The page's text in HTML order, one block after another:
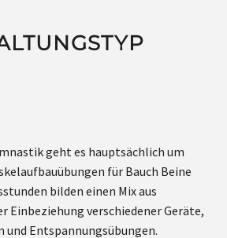
geht es hauptsächlich um
für Bauch Beine
bilden einen Mix aus
Einbeziehung verschiedener Geräte,
und Entspannungsübungen.